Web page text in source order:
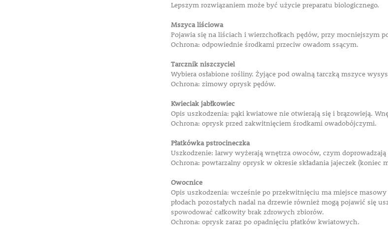
Lepszym rozwiązaniem może być użycie preparatu biologicznego.
Mszyca liściowa
Pojawia się na liściach i wierzchołkach pędów, przy mocniejszym
Ochrona: odpowiednie środkami przeciw owadom ssącym.
Tarcznik niszczyciel
Wybiera osłabione rośliny. Żyjące pod owalną tarczką mszyce
Ochrona: zimowy oprysk pędów.
Kwieciak jabłkowiec
Opis uszkodzenia: pąki kwiatowe nie otwierają się i brązowieją.
Ochrona: oprysk przed zakwitnięciem środkami owadobójczymi.
Płatkówka pstrocineczka
Uszkodzenie: larwy wyżerają wnętrza owoców, czym doprowadzają
Ochrona: powtarzalny oprysk w okresie składania jajeczek (koniec
Owocnice
Opis uszkodzenia: wcześnie po przekwitnięciu ma miejsce
płodach pozostałych nadal na drzewie również mogą pojawić się
spowodować całkowity brak zdrowych zbiorów.
Ochrona: oprysk zaraz po opadnięciu płatków kwiatowych.